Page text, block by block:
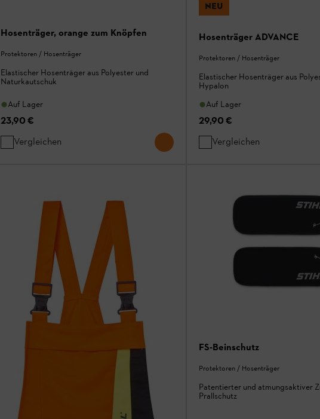
Hosenträger, orange zum Knöpfen
Protektoren / Hosenträger
Elastischer Hosenträger aus Polyester und
Naturkautschuk
Auf Lager
23,90 €
Vergleichen
NEU
Hosenträger ADVANCE
Protektoren / Hosenträger
Elastischer Hosenträger aus
Hypalon
Auf Lager
29,90 €
Vergleichen
FS-Beinschutz
Protektoren / Hosenträger
Patentierter und atmungsaktiver
Prallschutz